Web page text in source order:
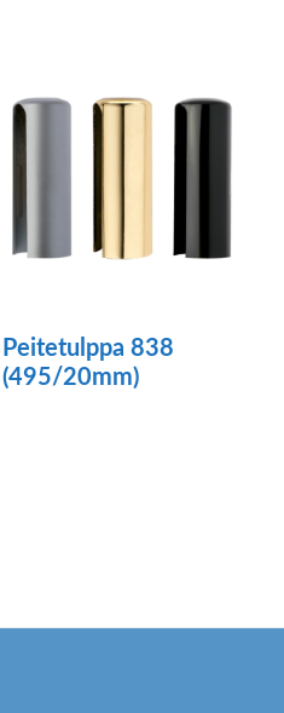
Peitetulppa 838
(495/20mm)
Voit